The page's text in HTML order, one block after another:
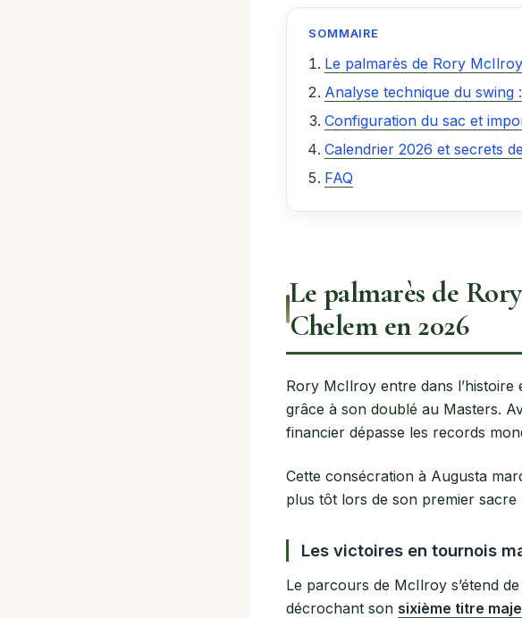
SOMMAIRE
Le palmarès de Rory
Analyse technique du swing
Configuration du sac et
Calendrier 2026 et secrets
FAQ
Le palmarès de
Chelem en 2026
Rory McIlroy entre dans l’histoire
grâce à son doublé au Masters.
financier dépasse les records
Cette consécration à Augusta
plus tôt lors de son premier sacre
Les victoires en tournois
Le parcours de McIlroy s’étend
décrochant son sixième titre